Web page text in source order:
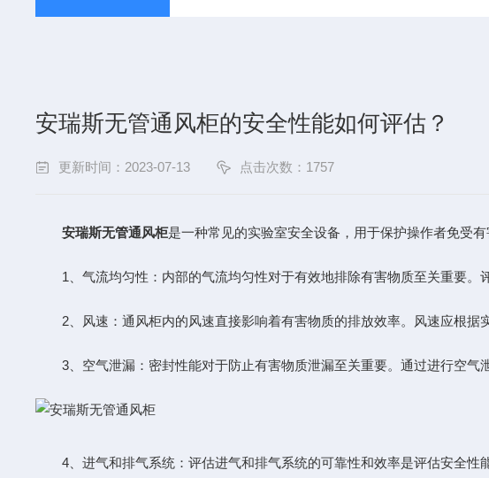
安瑞斯无管通风柜的安全性能如何评估？
更新时间：2023-07-13 点击次数：1757
安瑞斯无管通风柜是一种常见的实验室安全设备，用于保护操作者免受
1、气流均匀性：内部的气流均匀性对于有效地排除有害物质至关重要。
2、风速：通风柜内的风速直接影响着有害物质的排放效率。风速应根据
3、空气泄漏：密封性能对于防止有害物质泄漏至关重要。通过进行空气
4、进气和排气系统：评估进气和排气系统的可靠性和效率是评估安全性